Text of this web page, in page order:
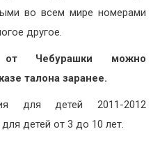
во всем мире номерами
другое.
Чебурашки можно
талона заранее.
для детей 2011-2012
детей от 3 до 10 лет.